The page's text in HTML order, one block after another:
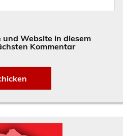
Website in diesem
Kommentar